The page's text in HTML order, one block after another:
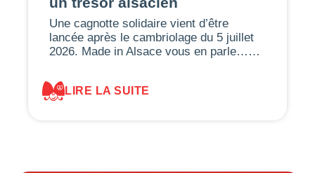
Une cagnotte solidaire vient d’être
lancée après le cambriolage du 5 juillet
2026. Made in Alsace vous en parle……
LIRE LA SUITE